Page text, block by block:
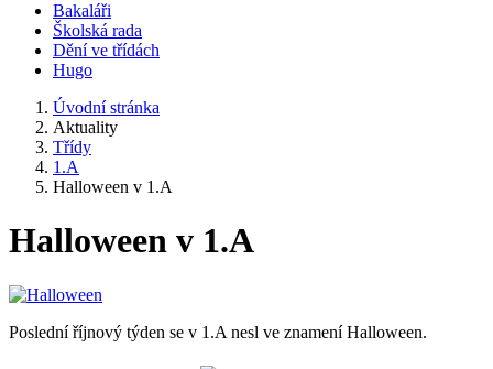
Bakaláři
Školská rada
Dění ve třídách
Hugo
Úvodní stránka
Aktuality
Třídy
1.A
Halloween v 1.A
Halloween v 1.A
Poslední říjnový týden se v 1.A nesl ve znamení Halloween.